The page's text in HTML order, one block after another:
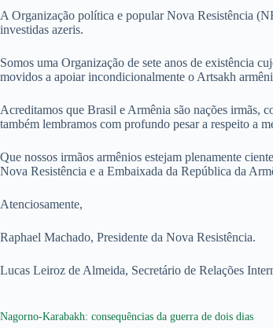
A Organização política e popular Nova Resistência
investidas azeris.
Somos uma Organização de sete anos de existência
movidos a apoiar incondicionalmente o Artsakh
Acreditamos que Brasil e Armênia são nações irmãs,
também lembramos com profundo pesar a respeito a
Que nossos irmãos armênios estejam plenamente
Nova Resistência e a Embaixada da República da
Atenciosamente,
Raphael Machado, Presidente da Nova Resistência.
Lucas Leiroz de Almeida, Secretário de Relações
Nagorno-Karabakh: consequências da guerra de dois dias